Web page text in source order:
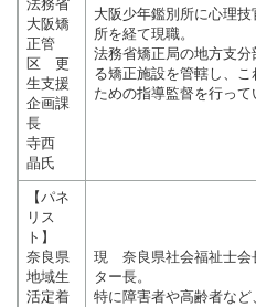
法務省
大阪矯
正管
区 更
生支援
企画課
長
寺西
晶氏
大阪少年鑑別所に心理
所を経て現職。
法務省矯正局の地方支
る矯正施設を管轄し、
ための指導監督を行って
【パネ
リス
ト】
奈良県
地域生
活定着
現 奈良県社会福祉士会
ター長。
特に障害者や高齢者な